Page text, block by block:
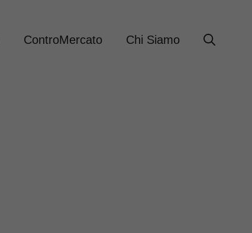
ControMercato Chi Siamo